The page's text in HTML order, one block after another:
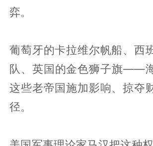
弈。
葡萄牙的卡拉维尔帆船、西
队、英国的金色狮子旗——
这些老帝国施加影响、掠夺
径。